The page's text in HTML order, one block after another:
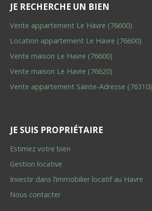
JE RECHERCHE UN BIEN
Vente appartement Le Havre (76600)
Location appartement Le Havre (76600)
Vente maison Le Havre (76600)
Vente maison Le Havre (76620)
Vente appartement Sainte-Adresse (76310)
JE SUIS PROPRIÉTAIRE
Estimez votre bien
Gestion locative
Investir dans l’immobilier locatif au Havre
Nous contacter